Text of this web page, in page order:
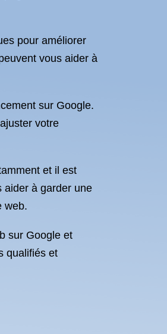
pour améliorer
vous aider à
sur Google.
votre
et il est
aider à garder une
web.
sur Google et
qualifiés et